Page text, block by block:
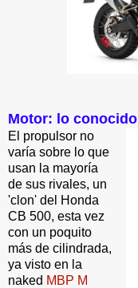
Motor: lo
El propulsor no
varía sobre lo que
usan la mayoría
de sus rivales, un
'clon' del Honda
CB 500, esta vez
con un poquito
más de cilindrada,
ya visto en la
naked MBP M